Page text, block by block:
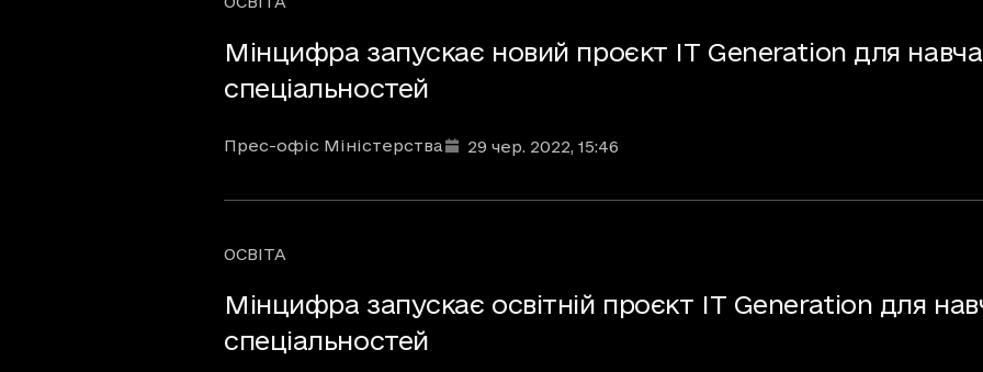
Мінцифра запускає новий проєкт IT Generation для
спеціальностей
Автори
Прес-офіс Міністерства
Дата та час публікації: 29 чер. 2022, 15:46
Рубрики
ОСВІТА
Мінцифра запускає освітній проєкт IT Generation для
спеціальностей